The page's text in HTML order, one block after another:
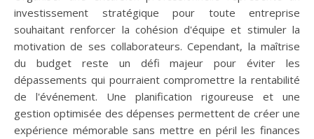
investissement stratégique pour toute entreprise
souhaitant renforcer la cohésion d'équipe et stimuler la
motivation de ses collaborateurs. Cependant, la maîtrise
du budget reste un défi majeur pour éviter les
dépassements qui pourraient compromettre la rentabilité
de l'événement. Une planification rigoureuse et une
gestion optimisée des dépenses permettent de créer une
expérience mémorable sans mettre en péril les finances